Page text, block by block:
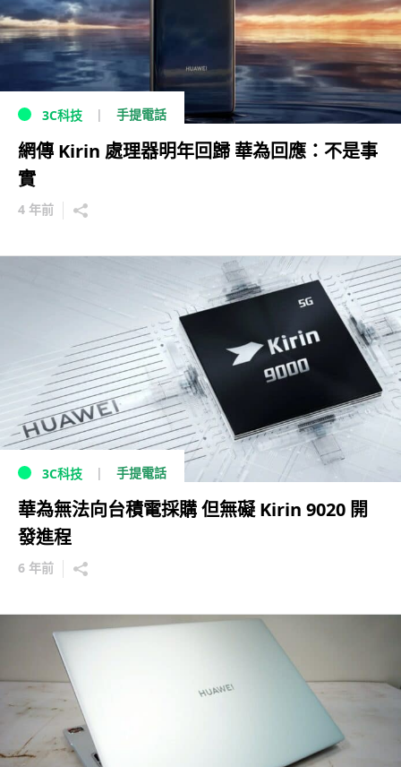
3C科技 手提電話
網傳 Kirin 處理器明年回歸 華為回應：不是事
實
4 年前
3C科技 手提電話
華為無法向台積電採購 但無礙 Kirin 9020 開
發進程
6 年前